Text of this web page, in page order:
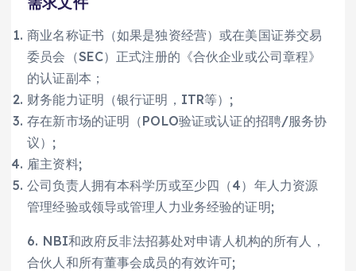
商业名称证书（如果是独资经营）或在美国证券交易
委员会（SEC）正式注册的《合伙企业或公司章程》
的认证副本；
财务能力证明（银行证明，ITR等）;
存在新市场的证明（POLO验证或认证的招聘/服务协
议）;
雇主资料;
公司负责人拥有本科学历或至少四（4）年人力资源
管理经验或领导或管理人力业务经验的证明;
6. NBI和政府反非法招募处对申请人机构的所有人，
合伙人和所有董事会成员的有效许可;